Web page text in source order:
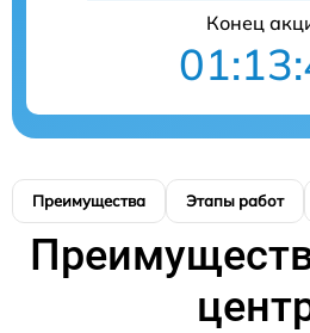
Конец
Преимущества Этапы работ